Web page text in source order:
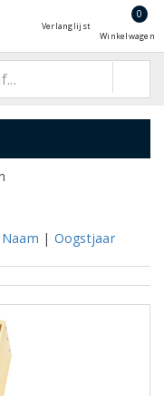
Verlanglijst
0
Winkelwagen
Naam | Oogstjaar